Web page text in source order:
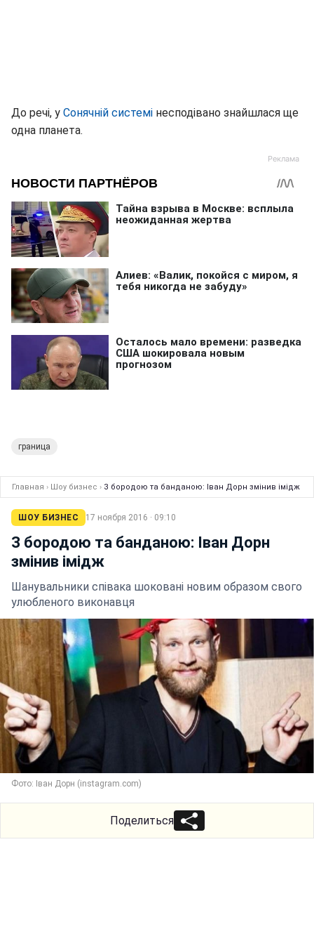
До речі, у Сонячній системі несподівано знайшлася ще
одна планета.
граница
Главная › Шоу бизнес › З бородою та банданою: Іван Дорн змінив імідж
ШОУ БИЗНЕС 17 ноября 2016 · 09:10
З бородою та банданою: Іван Дорн
змінив імідж
Шанувальники співака шоковані новим образом свого
улюбленого виконавця
Фото: Іван Дорн (instagram.com)
Поделиться